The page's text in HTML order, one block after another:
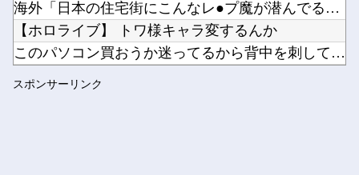
海外「日本の住宅街にこんなレ●プ魔が潜んでるとかマジかよ…さ...
【ホロライブ】 トワ様キャラ変するんか
このパソコン買おうか迷ってるから背中を刺してくれｗｗｗ
スポンサーリンク